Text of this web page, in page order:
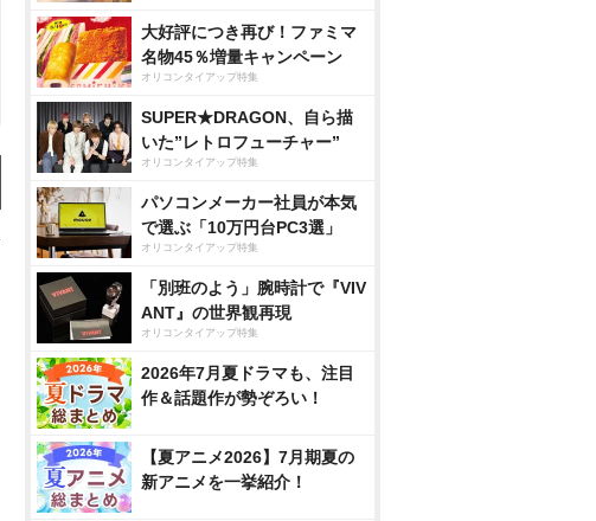
大好評につき再び！ファミマ
名物45％増量キャンペーン
オリコンタイアップ特集
SUPER★DRAGON、自ら描
いた”レトロフューチャー”
オリコンタイアップ特集
パソコンメーカー社員が本気
で選ぶ「10万円台PC3選」
オリコンタイアップ特集
「別班のよう」腕時計で『VIV
ANT』の世界観再現
オリコンタイアップ特集
2026年7月夏ドラマも、注目
作＆話題作が勢ぞろい！
【夏アニメ2026】7月期夏の
新アニメを一挙紹介！